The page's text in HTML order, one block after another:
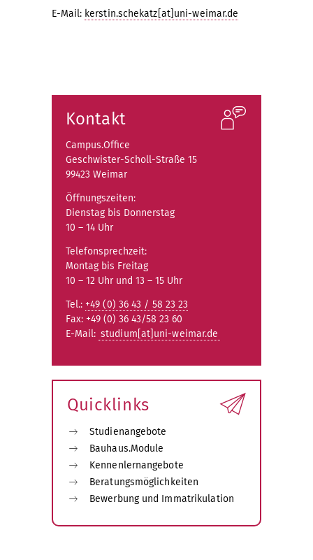
E-Mail: kerstin.schekatz[at]uni-weimar.de
Kontakt
Campus.Office
Geschwister-Scholl-Straße 15
99423 Weimar
Öffnungszeiten:
Dienstag bis Donnerstag
10 – 14 Uhr
Telefonsprechzeit:
Montag bis Freitag
10 – 12 Uhr und 13 – 15 Uhr
Tel.: +49 (0) 36 43 / 58 23 23
Fax: +49 (0) 36 43/58 23 60
E-Mail: studium[at]uni-weimar.de
Quicklinks
Studienangebote
Bauhaus.Module
Kennenlernangebote
Beratungsmöglichkeiten
Bewerbung und Immatrikulation